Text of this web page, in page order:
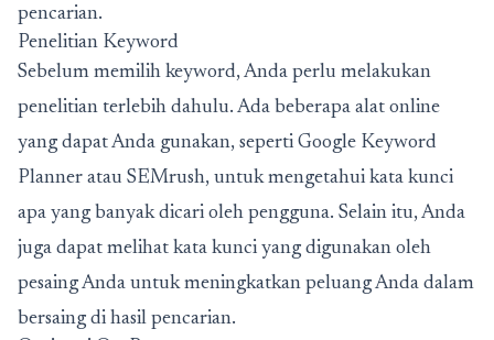
pencarian.
Penelitian Keyword
Sebelum memilih keyword, Anda perlu melakukan
penelitian terlebih dahulu. Ada beberapa alat online
yang dapat Anda gunakan, seperti Google Keyword
Planner atau SEMrush, untuk mengetahui kata kunci
apa yang banyak dicari oleh pengguna. Selain itu, Anda
juga dapat melihat kata kunci yang digunakan oleh
pesaing Anda untuk meningkatkan peluang Anda dalam
bersaing di hasil pencarian.